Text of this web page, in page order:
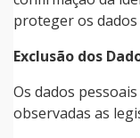
proteger os
Exclusão dos
Os dados
observadas as